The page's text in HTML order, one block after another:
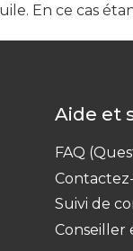
En ce cas
Aide et
FAQ
Suivi de
Conseiller